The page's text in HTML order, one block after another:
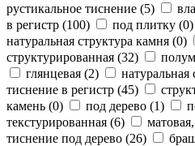
рустикальное тиснение (5)
в регистр (100) под плитку (0)
натуральная структура камня (0)
структурированная (32)
глянцевая (2) натуральная
тиснение в регистр (45)
камень (0) под дерево (1)
текстурированная (6)
тиснение под дерево (26)